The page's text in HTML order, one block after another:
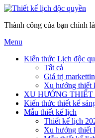
Thành công của bạn chính
Menu
Kiến thức Lịch độc
Tất cả
Giá trị
Xu hướng thiết
XU HƯỚNG
Kiến thức thiết kế
Mẫu thiết kế lịch
Thiết kế lịch
Xu hướng thiết